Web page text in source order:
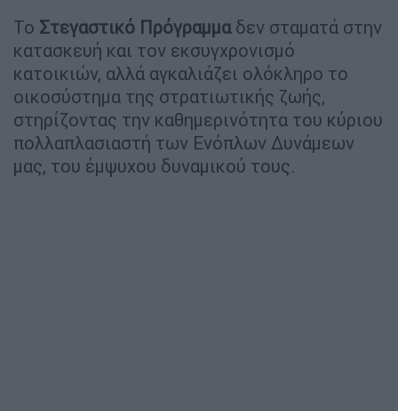
Το Στεγαστικό Πρόγραμμαδεν σταματά στην
κατασκευή και τον εκσυγχρονισμό
κατοικιών, αλλά αγκαλιάζει ολόκληρο το
οικοσύστημα της στρατιωτικής ζωής,
στηρίζοντας την καθημερινότητα του κύριου
πολλαπλασιαστή των Ενόπλων Δυνάμεων
μας, του έμψυχου δυναμικού τους.